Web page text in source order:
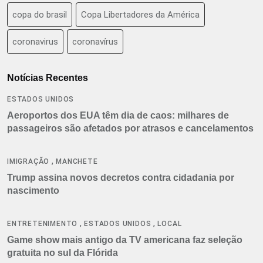
copa do brasil Copa Libertadores da América
coronavirus coronavírus
Notícias Recentes
ESTADOS UNIDOS
Aeroportos dos EUA têm dia de caos: milhares de
passageiros são afetados por atrasos e cancelamentos
IMIGRAÇÃO ,MANCHETE
Trump assina novos decretos contra cidadania por
nascimento
ENTRETENIMENTO ,ESTADOS UNIDOS ,LOCAL
Game show mais antigo da TV americana faz seleção
gratuita no sul da Flórida